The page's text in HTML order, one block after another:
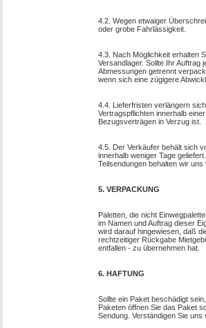
4.2. Wegen etwaiger
oder grobe Fahrlässigkeit.
4.3. Nach Möglichkeit erhalten
Versandlager. Sollte Ihr Auftrag
Abmessungen getrennt
wenn sich eine zügigere
4.4. Lieferfristen verlängern
Vertragspflichten innerhalb
Bezugsverträgen in Verzug ist.
4.5. Der Verkäufer behält sich
innerhalb weniger Tage
Teilsendungen behalten wir uns
5. VERPACKUNG
Paletten, die nicht
im Namen und Auftrag dieser
wird darauf hingewiesen, daß
rechtzeitiger Rückgabe
entfallen - zu übernehmen hat.
6. HAFTUNG
Sollte ein Paket beschädigt
Paketen öffnen Sie das Paket
Sendung. Verständigen Sie